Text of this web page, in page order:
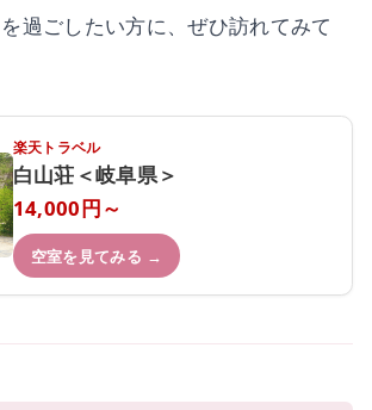
過ごしたい方に、ぜひ訪れてみて
楽天トラベル
白山荘＜岐阜県＞
14,000円～
空室を見てみる →